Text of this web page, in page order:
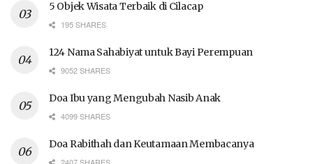
5 Objek Wisata Terbaik di Cilacap
195 SHARES
124 Nama Sahabiyat untuk Bayi Perempuan
9052 SHARES
Doa Ibu yang Mengubah Nasib Anak
4099 SHARES
Doa Rabithah dan Keutamaan Membacanya
2407 SHARES